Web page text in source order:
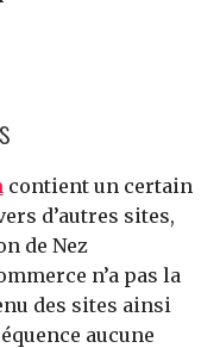
contient un certain
d’autres sites,
de Nez
n’a pas la
des sites ainsi
aucune